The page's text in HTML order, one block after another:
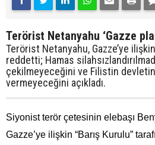
Terörist Netanyahu ‘Gazze
Terörist Netanyahu, Gazze’ye
reddetti; Hamas
çekilmeyeceğini ve Filistin
vermeyeceğini açıkladı.
Siyonist terör çetesinin elebaşı
Gazze’ye ilişkin “Barış Kurulu”